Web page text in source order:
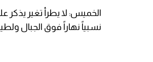
الخميس: لا يطرأ تغير يذكر
نسبياً نهاراً فوق الجبال